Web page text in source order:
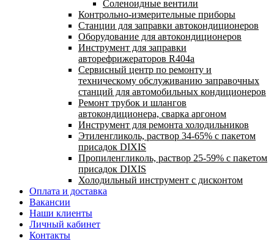
Соленоидные вентили
Контрольно-измерительные приборы
Станции для заправки автокондиционеров
Оборудование для автокондиционеров
Инструмент для заправки
авторефрижераторов R404a
Сервисный центр по ремонту и
техническому обслуживанию заправочных
станций для автомобильных кондиционеров
Ремонт трубок и шлангов
автокондиционера, сварка аргоном
Инструмент для ремонта холодильников
Этиленгликоль, раствор 34-65% с пакетом
присадок DIXIS
Пропиленгликоль, раствор 25-59% с пакетом
присадок DIXIS
Холодильный инструмент с дисконтом
Оплата и доставка
Вакансии
Наши клиенты
Личный кабинет
Контакты